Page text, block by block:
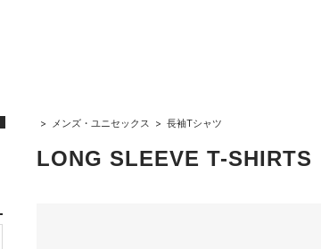
> メンズ・ユニセックス >長袖Tシャツ
LONG SLEEVE T-SHIRTS